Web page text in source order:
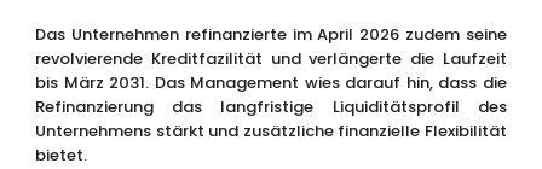
Das Unternehmen refinanzierte im April 2026 zudem seine
revolvierende Kreditfazilität und verlängerte die Laufzeit
bis März 2031. Das Management wies darauf hin, dass die
Refinanzierung das langfristige Liquiditätsprofil des
Unternehmens stärkt und zusätzliche finanzielle Flexibilität
bietet.